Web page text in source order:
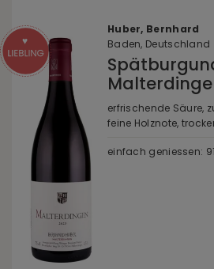
Huber, Bernhard
Baden, Deutschland
erfrischende Säure,
feine Holznote,
einfach geniessen: